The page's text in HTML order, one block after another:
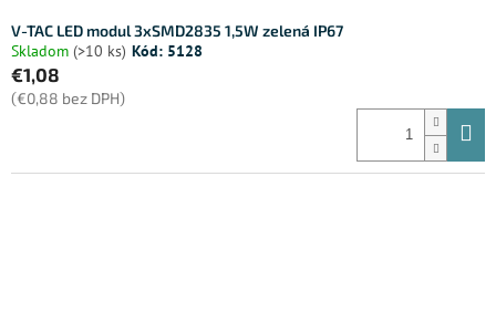
V-TAC LED modul 3xSMD2835 1,5W zelená IP67
Skladom (>10 ks) Kód: 5128
€1,08
(€0,88 bez DPH)